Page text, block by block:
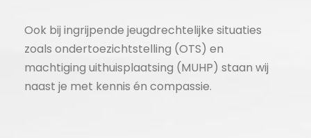
Ook bij ingrijpende jeugdrechtelijke situaties
zoals ondertoezichtstelling (OTS) en
machtiging uithuisplaatsing (MUHP) staan wij
naast je met kennis én compassie.